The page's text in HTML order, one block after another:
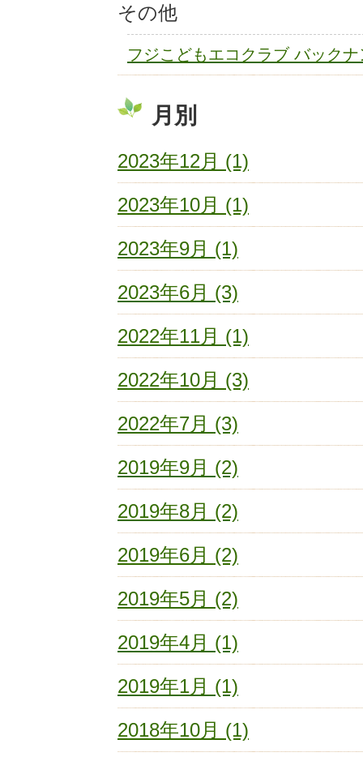
その他
フジこどもエコクラブ バック
月別
2023年12月 (1)
2023年10月 (1)
2023年9月 (1)
2023年6月 (3)
2022年11月 (1)
2022年10月 (3)
2022年7月 (3)
2019年9月 (2)
2019年8月 (2)
2019年6月 (2)
2019年5月 (2)
2019年4月 (1)
2019年1月 (1)
2018年10月 (1)